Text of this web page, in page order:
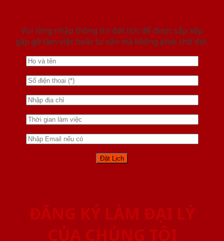
Vui lòng nhập thông tin đặt lịch để được sắp xếp
gặp gỡ làm việc hoăc tư vấn mà không phải chờ đợi.
ĐĂNG KÝ LÀM ĐẠI LÝ
CỦA CHÚNG TÔI